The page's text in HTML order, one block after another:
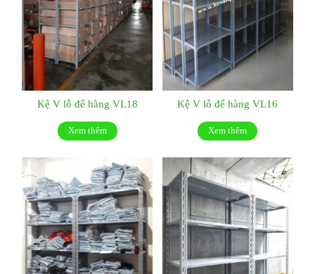
Kệ V lỗ để hàng VL18
Xem thêm
Kệ V lỗ để hàng VL16
Xem thêm